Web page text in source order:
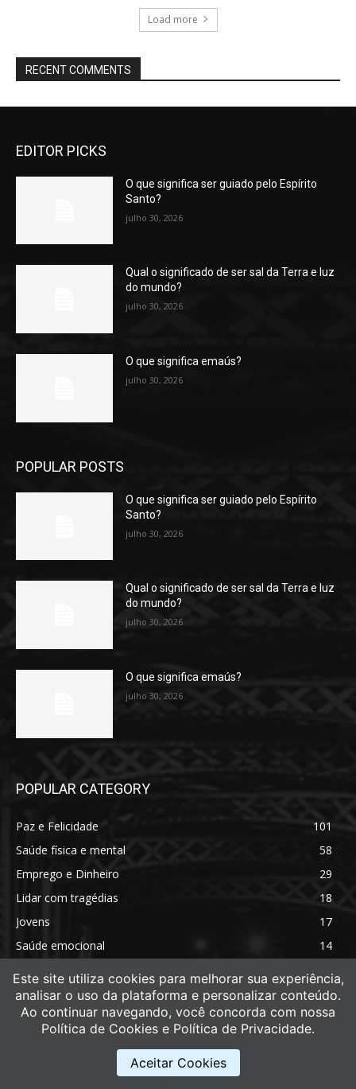
Load more
RECENT COMMENTS
EDITOR PICKS
O que significa ser guiado pelo Espírito
Santo?
julho 30, 2026
Qual o significado de ser sal da Terra e luz
do mundo?
julho 30, 2026
O que significa emaús?
julho 30, 2026
POPULAR POSTS
O que significa ser guiado pelo Espírito
Santo?
julho 30, 2026
Qual o significado de ser sal da Terra e luz
do mundo?
julho 30, 2026
O que significa emaús?
julho 30, 2026
POPULAR CATEGORY
Paz e Felicidade
101
Saúde física e mental
58
Emprego e Dinheiro
29
Lidar com tragédias
18
Jovens
17
Saúde emocional
14
Este site utiliza cookies para melhorar sua experiência,
analisar o uso da plataforma e personalizar conteúdo.
Ao continuar navegando, você concorda com nossa
Política de Cookies e Política de Privacidade.
Aceitar Cookies